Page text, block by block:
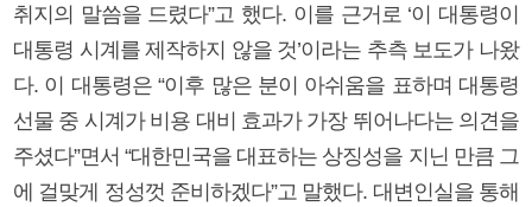
취지의 말씀을 드렸다”고 했다. 이를 근거로 ‘이 대통령이
대통령 시계를 제작하지 않을 것’이라는 추측 보도가 나왔
다. 이 대통령은 “이후 많은 분이 아쉬움을 표하며 대통령
선물 중 시계가 비용 대비 효과가 가장 뛰어나다는 의견을
주셨다”면서 “대한민국을 대표하는 상징성을 지닌 만큼 그
에 걸맞게 정성껏 준비하겠다”고 말했다. 대변인실을 통해